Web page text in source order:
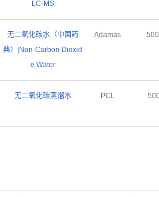
LC-MS
无二氧化碳水（中国药
典）|Non-Carbon Dioxid
e Water
Adamas
无二氧化碳蒸馏水 PCL